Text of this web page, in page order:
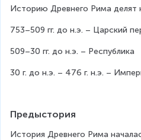
Историю Древнего Рима делят
753–509 гг. до н.э. – Царский
509–30 гг. до н.э. – Республика
30 г. до н.э. – 476 г. н.э. –
Предыстория
История Древнего Рима